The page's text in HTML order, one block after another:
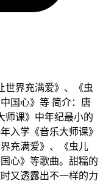
世界充满爱》、《虫
国心》等 简介：唐
师课》中年纪最小的
入学《音乐大师课》
充满爱》、《虫儿
心》等歌曲。甜糯的
又透露出不一样的力